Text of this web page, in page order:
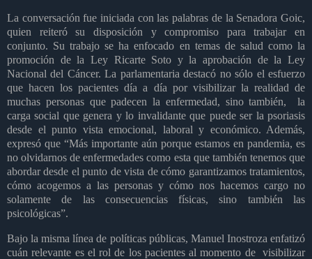
La conversación fue iniciada con las palabras de la Senadora Goic,
quien reiteró su disposición y compromiso para trabajar en
conjunto. Su trabajo se ha enfocado en temas de salud como la
promoción de la Ley Ricarte Soto y la aprobación de la Ley
Nacional del Cáncer. La parlamentaria destacó no sólo el esfuerzo
que hacen los pacientes día a día por visibilizar la realidad de
muchas personas que padecen la enfermedad, sino también,
la
carga social que genera y lo invalidante que puede ser la psoriasis
desde el punto vista emocional, laboral y económico. Además,
expresó que “Más importante aún porque estamos en pandemia, es
no olvidarnos de enfermedades como esta que también tenemos que
abordar desde el punto de vista de cómo garantizamos tratamientos,
cómo acogemos a las personas y cómo nos hacemos cargo no
solamente de las consecuencias físicas, sino también las
psicológicas”.
Bajo la misma línea de políticas públicas, Manuel Inostroza enfatizó
cuán relevante es el rol de los pacientes al momento de
visibilizar